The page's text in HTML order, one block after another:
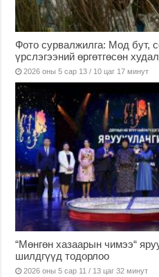
Фото сурвалжилга: Мод бут,
үрслэгээний өргөтгөсөн
2026 оны 5 сар 13 / 10 цаг 17 минут
“Мөнгөн хазаарын чимээ“
шилдгүүд тодорлоо
2026 оны 5 сар 11 / 13 цаг 32 минут